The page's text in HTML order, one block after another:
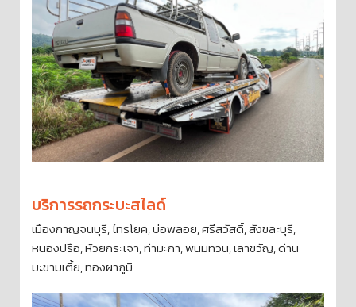
บริการรถกระบะสไลด์
เมืองกาญจนบุรี, ไทรโยค, บ่อพลอย, ศรีสวัสดิ์, สังขละบุรี,
หนองปรือ, ห้วยกระเจา, ท่ามะกา, พนมทวน, เลาขวัญ, ด่าน
มะขามเตี้ย, ทองผาภูมิ